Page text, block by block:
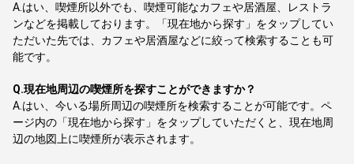
A. はい、喫煙所以外でも、喫煙可能なカフェや居酒屋、レストラ
ンなどを掲載しております。「現在地から探す」をタップしてい
ただいた先では、カフェや居酒屋などに絞って検索することも可
能です。
Q.現在地周辺の喫煙所を探すことができますか？
A. はい、今いる場所周辺の喫煙所を検索することが可能です。ペ
ージ内の「現在地から探す」をタップしていただくと、現在地周
辺の地図上に喫煙所が表示されます。